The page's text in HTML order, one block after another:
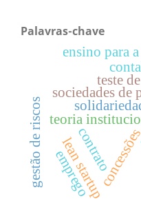
Palavras-chave
sociedades de
teoria
teste
gestão de riscos lean startup
emprego
ensino para
contrato